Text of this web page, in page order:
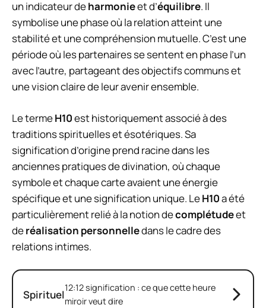
un indicateur deharmonieet d’équilibre. Il
symbolise une phase où la relation atteint une
stabilité et une compréhension mutuelle. C’est une
période où les partenaires se sentent en phase l’un
avec l’autre, partageant des objectifs communs et
une vision claire de leur avenir ensemble.
Le termeH10est historiquement associé à des
traditions spirituelles et ésotériques. Sa
signification d’origine prend racine dans les
anciennes pratiques de divination, où chaque
symbole et chaque carte avaient une énergie
spécifique et une signification unique. LeH10a été
particulièrement relié à la notion decomplétudeet
deréalisation personnelledans le cadre des
relations intimes.
Spirituel12:12 signification : ce que cette heure
miroir veut dire